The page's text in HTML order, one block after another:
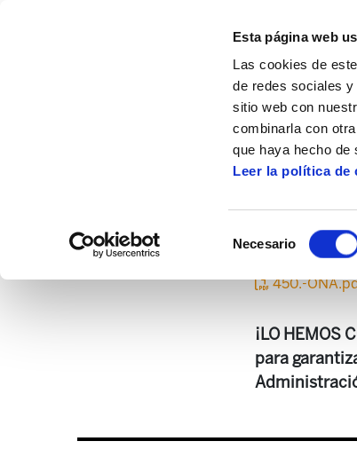
Esta página web
Las cookies de
de redes sociales
sitio web con
combinarla con
que haya hecho de
Leer la política de
Necesario
Centro de documentación
450.-
¡LO HEMOS
para